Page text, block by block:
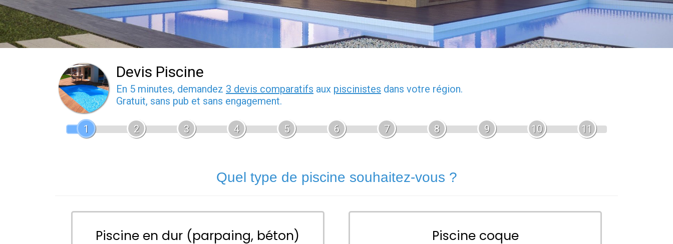
Devis Piscine
En 5 minutes, demandez 3 devis comparatifs aux piscinistes dans votre région.
Gratuit, sans pub et sans engagement.
1 2 3 4 5 6 7 8 9 10 11
Quel type de piscine souhaitez-vous ?
Piscine en dur (parpaing, béton) Piscine coque